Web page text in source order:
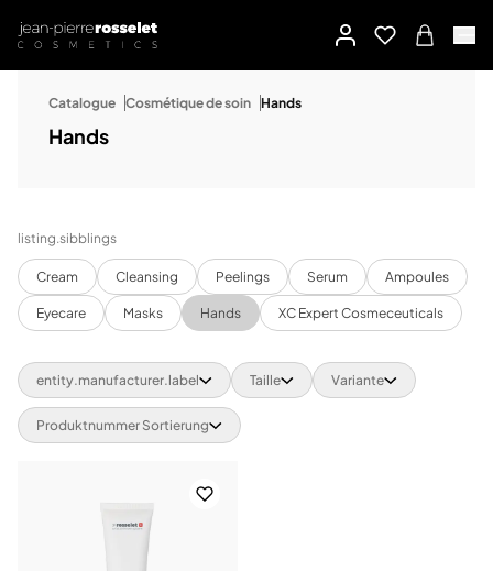
Catalogue Cosmétique de soin Hands
Hands
listing.sibblings
Cream Cleansing Peelings Serum Ampoules
Eyecare Masks Hands XC Expert Cosmeceuticals
entity.manufacturer.label Taille Variante
Produktnummer Sortierung